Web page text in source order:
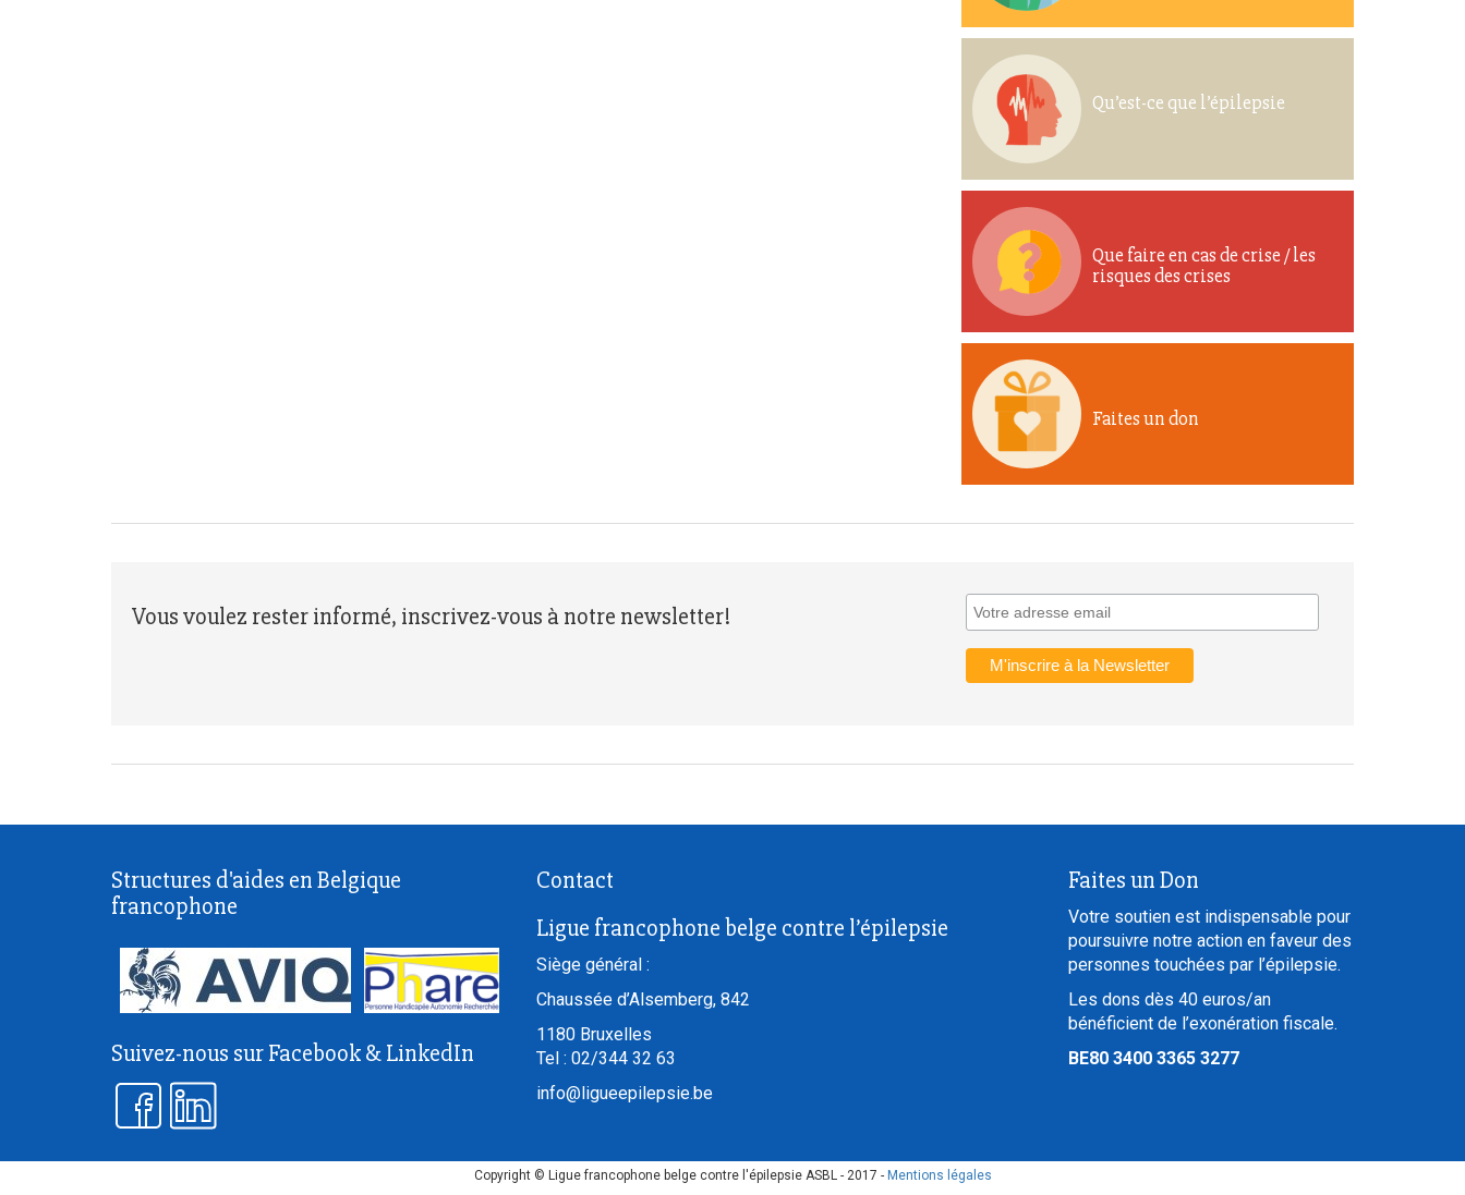
Qu’est-ce que l’épilepsie
Que faire en cas de crise / les
risques des crises
Faites un don
Vous voulez rester informé, inscrivez-vous à notre newsletter!
Structures d'aides en Belgique
francophone
Suivez-nous sur Facebook & LinkedIn
Contact
Ligue francophone belge contre l’épilepsie
Siège général :
Chaussée d’Alsemberg, 842
1180 Bruxelles
Tel : 02/344 32 63
info@ligueepilepsie.be
Faites un Don
Votre soutien est indispensable pour
poursuivre notre action en faveur des
personnes touchées par l’épilepsie.
Les dons dès 40 euros/an
bénéficient de l’exonération fiscale.
BE80 3400 3365 3277
Copyright © Ligue francophone belge contre l'épilepsie ASBL - 2017 - Mentions légales